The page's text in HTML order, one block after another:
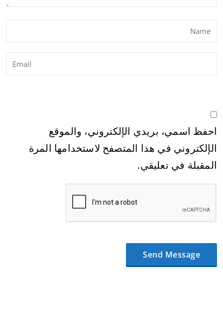
احفظ اسمي، بريدي الإلكتروني، والموقع
الإلكتروني في هذا المتصفح لاستخدامها المرة
المقبلة في تعليقي.